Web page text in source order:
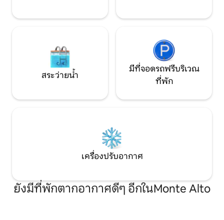
สระว่ายน้ำ
มีที่จอดรถฟรีบริเวณ
ที่พัก
เครื่องปรับอากาศ
ยังมีที่พักตากอากาศดีๆ อีกในMonte Alto